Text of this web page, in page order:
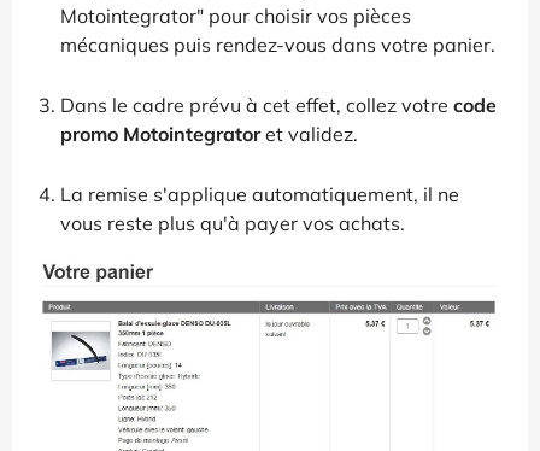
Motointegrator" pour choisir vos pièces
mécaniques puis rendez-vous dans votre panier.
Dans le cadre prévu à cet effet, collez votre code
promo Motointegratoret validez.
La remise s'applique automatiquement, il ne
vous reste plus qu'à payer vos achats.